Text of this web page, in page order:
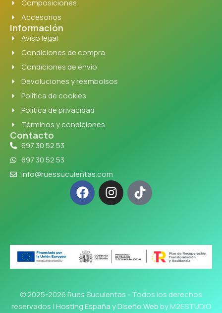
Composiciones
Accesorios
Información
Aviso legal
Condiciones de compra
Condiciones de envío
Devoluciones y reembolsos
Política de cookies
Política de privacidad
Términos y condiciones
Contacto
697 30 52 53
697 30 52 53
info@ruessuculentas.com
© 2025-2026 Rues Suculentas - Todos los derechos
reservados |Hosting España y Diseño Webby M2ESTUDIO